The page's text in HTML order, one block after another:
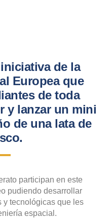
de la
Europea que
de toda
y lanzar un mini
de una lata de
participan en este
pudiendo desarrollar
y tecnológicas que les
espacial.